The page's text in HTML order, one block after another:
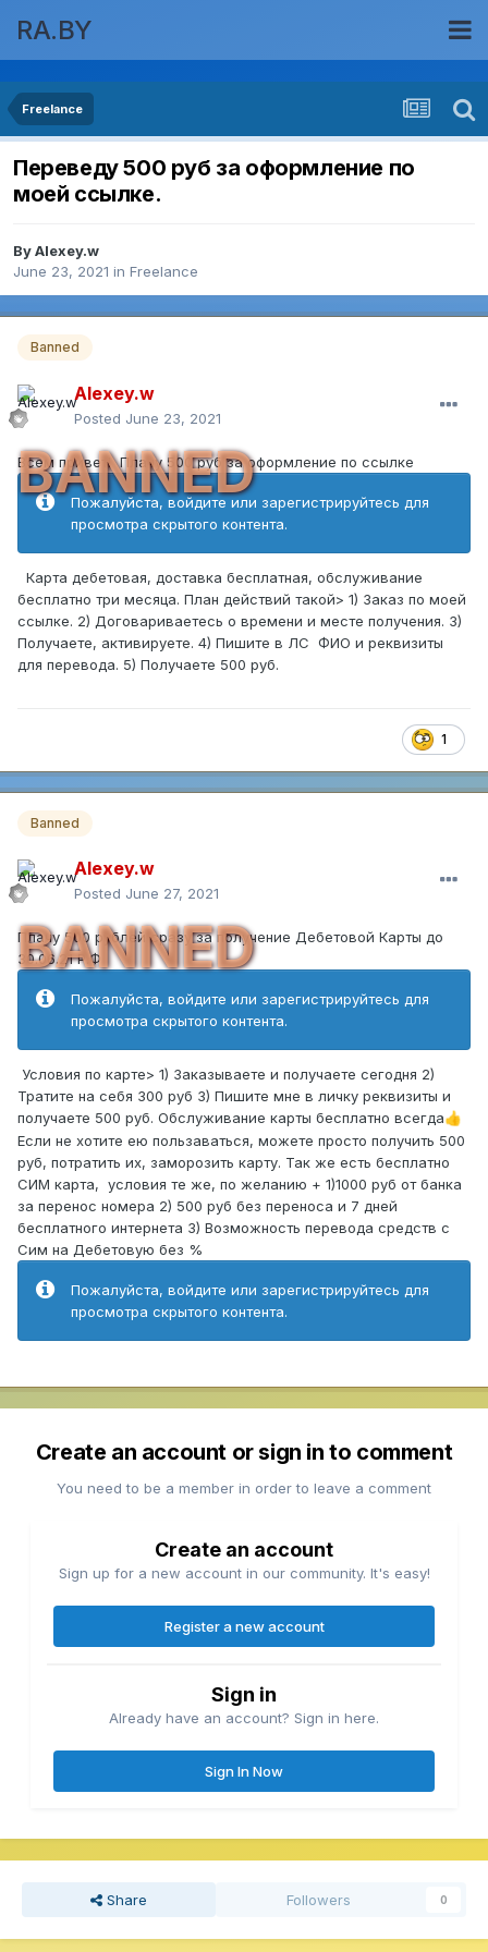
RA.BY
Freelance
Переведу 500 руб за оформление по
моей ссылке.
ByAlexey.w
June 23, 2021 in Freelance
Banned
Alexey.w
Posted June 23, 2021
BANNED
Всем привет! Плачу 500 руб за оформление по ссылке
Пожалуйста, войдите или зарегистрируйтесь для
просмотра скрытого контента.
Карта дебетовая, доставка бесплатная, обслуживание
бесплатно три месяца. План действий такой> 1) Заказ по моей
ссылке. 2) Договариваетесь о времени и месте получения. 3)
Получаете, активируете. 4) Пишите в ЛС ФИО и реквизиты
для перевода. 5) Получаете 500 руб.
1
Banned
Alexey.w
Posted June 27, 2021
BANNED
Плачу 500 рублей сразу за получение Дебетовой Карты до
30.06.21 Р.Ф
Пожалуйста, войдите или зарегистрируйтесь для
просмотра скрытого контента.
Условия по карте> 1) Заказываете и получаете сегодня 2)
Тратите на себя 300 руб 3) Пишите мне в личку реквизиты и
получаете 500 руб. Обслуживание карты бесплатно всегда👍
Если не хотите ею пользаваться, можете просто получить 500
руб, потратить их, заморозить карту. Так же есть бесплатно
СИМ карта, условия те же, по желанию + 1)1000 руб от банка
за перенос номера 2) 500 руб без переноса и 7 дней
бесплатного интернета 3) Возможность перевода средств с
Сим на Дебетовую без %
Пожалуйста, войдите или зарегистрируйтесь для
просмотра скрытого контента.
Create an account or sign in to comment
You need to be a member in order to leave a comment
Create an account
Sign up for a new account in our community. It's easy!
Register a new account
Sign in
Already have an account? Sign in here.
Sign In Now
Share Followers 0